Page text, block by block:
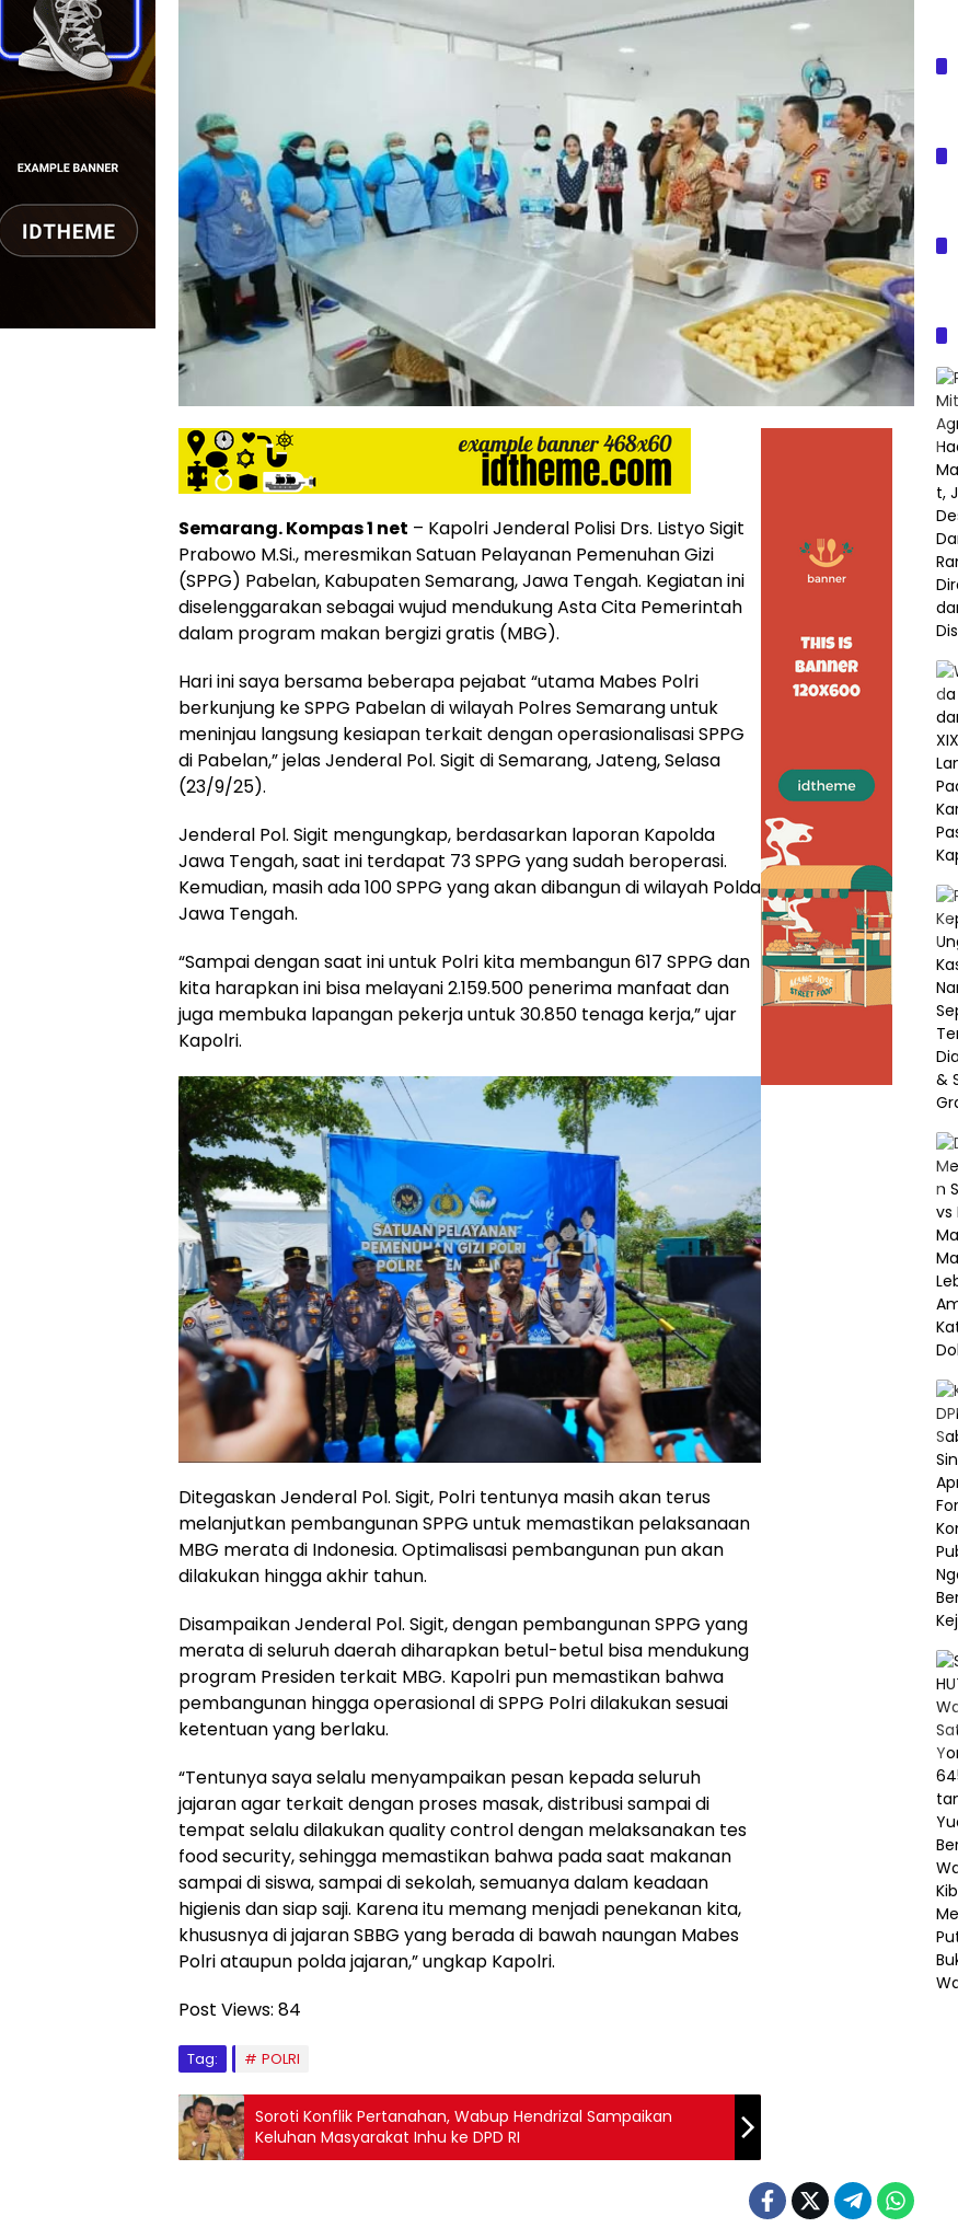
Semarang. Kompas 1 net – Kapolri Jenderal Polisi Drs. Listyo Sigit
Prabowo M.Si., meresmikan Satuan Pelayanan Pemenuhan Gizi
(SPPG) Pabelan, Kabupaten Semarang, Jawa Tengah. Kegiatan ini
diselenggarakan sebagai wujud mendukung Asta Cita Pemerintah
dalam program makan bergizi gratis (MBG).
Hari ini saya bersama beberapa pejabat “utama Mabes Polri
berkunjung ke SPPG Pabelan di wilayah Polres Semarang untuk
meninjau langsung kesiapan terkait dengan operasionalisasi SPPG
di Pabelan,” jelas Jenderal Pol. Sigit di Semarang, Jateng, Selasa
(23/9/25).
Jenderal Pol. Sigit mengungkap, berdasarkan laporan Kapolda
Jawa Tengah, saat ini terdapat 73 SPPG yang sudah beroperasi.
Kemudian, masih ada 100 SPPG yang akan dibangun di wilayah Polda
Jawa Tengah.
“Sampai dengan saat ini untuk Polri kita membangun 617 SPPG dan
kita harapkan ini bisa melayani 2.159.500 penerima manfaat dan
juga membuka lapangan pekerja untuk 30.850 tenaga kerja,” ujar
Kapolri.
Ditegaskan Jenderal Pol. Sigit, Polri tentunya masih akan terus
melanjutkan pembangunan SPPG untuk memastikan pelaksanaan
MBG merata di Indonesia. Optimalisasi pembangunan pun akan
dilakukan hingga akhir tahun.
Disampaikan Jenderal Pol. Sigit, dengan pembangunan SPPG yang
merata di seluruh daerah diharapkan betul-betul bisa mendukung
program Presiden terkait MBG. Kapolri pun memastikan bahwa
pembangunan hingga operasional di SPPG Polri dilakukan sesuai
ketentuan yang berlaku.
“Tentunya saya selalu menyampaikan pesan kepada seluruh
jajaran agar terkait dengan proses masak, distribusi sampai di
tempat selalu dilakukan quality control dengan melaksanakan tes
food security, sehingga memastikan bahwa pada saat makanan
sampai di siswa, sampai di sekolah, semuanya dalam keadaan
higienis dan siap saji. Karena itu memang menjadi penekanan kita,
khususnya di jajaran SBBG yang berada di bawah naungan Mabes
Polri ataupun polda jajaran,” ungkap Kapolri.
Post Views: 84
Tag: POLRI
Soroti Konflik Pertanahan, Wabup Hendrizal Sampaikan
Keluhan Masyarakat Inhu ke DPD RI